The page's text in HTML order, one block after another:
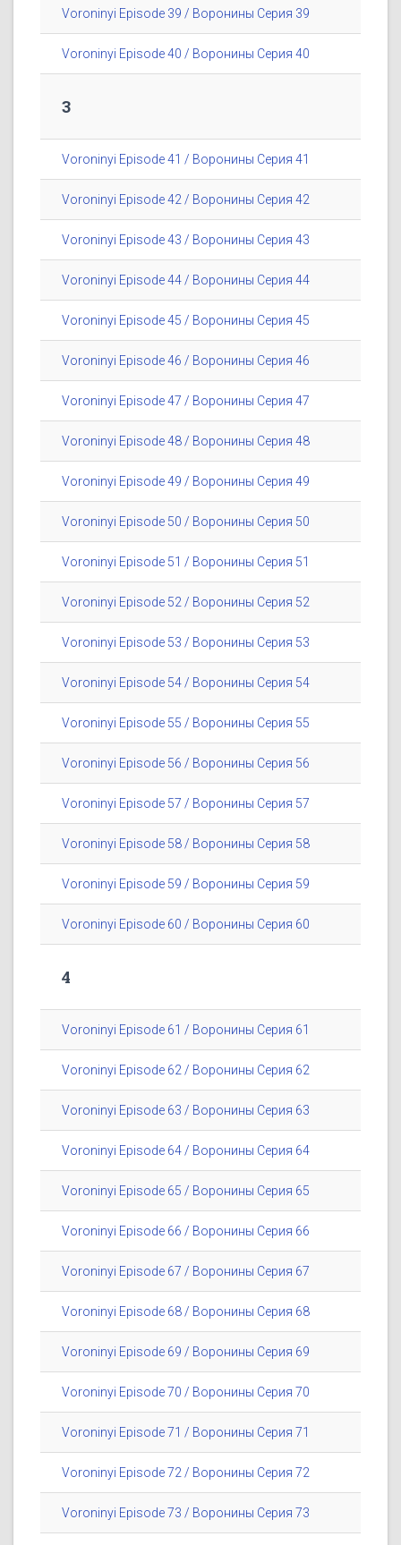
Voroninyi Episode 39 / Воронины Серия 39
Voroninyi Episode 40 / Воронины Серия 40
3
Voroninyi Episode 41 / Воронины Серия 41
Voroninyi Episode 42 / Воронины Серия 42
Voroninyi Episode 43 / Воронины Серия 43
Voroninyi Episode 44 / Воронины Серия 44
Voroninyi Episode 45 / Воронины Серия 45
Voroninyi Episode 46 / Воронины Серия 46
Voroninyi Episode 47 / Воронины Серия 47
Voroninyi Episode 48 / Воронины Серия 48
Voroninyi Episode 49 / Воронины Серия 49
Voroninyi Episode 50 / Воронины Серия 50
Voroninyi Episode 51 / Воронины Серия 51
Voroninyi Episode 52 / Воронины Серия 52
Voroninyi Episode 53 / Воронины Серия 53
Voroninyi Episode 54 / Воронины Серия 54
Voroninyi Episode 55 / Воронины Серия 55
Voroninyi Episode 56 / Воронины Серия 56
Voroninyi Episode 57 / Воронины Серия 57
Voroninyi Episode 58 / Воронины Серия 58
Voroninyi Episode 59 / Воронины Серия 59
Voroninyi Episode 60 / Воронины Серия 60
4
Voroninyi Episode 61 / Воронины Серия 61
Voroninyi Episode 62 / Воронины Серия 62
Voroninyi Episode 63 / Воронины Серия 63
Voroninyi Episode 64 / Воронины Серия 64
Voroninyi Episode 65 / Воронины Серия 65
Voroninyi Episode 66 / Воронины Серия 66
Voroninyi Episode 67 / Воронины Серия 67
Voroninyi Episode 68 / Воронины Серия 68
Voroninyi Episode 69 / Воронины Серия 69
Voroninyi Episode 70 / Воронины Серия 70
Voroninyi Episode 71 / Воронины Серия 71
Voroninyi Episode 72 / Воронины Серия 72
Voroninyi Episode 73 / Воронины Серия 73